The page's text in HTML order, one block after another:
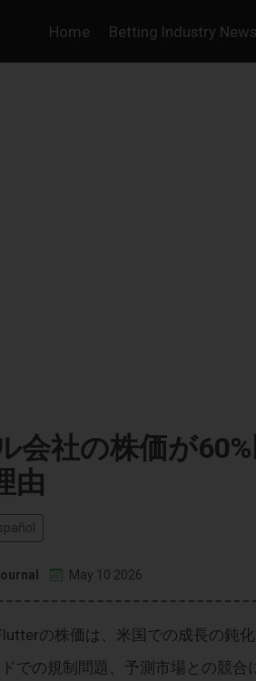
Home Betting Industry News
会社の株価が
由
May 10 2026
の株価は、米国での成長の鈍化
での規制問題、予測市場との競合